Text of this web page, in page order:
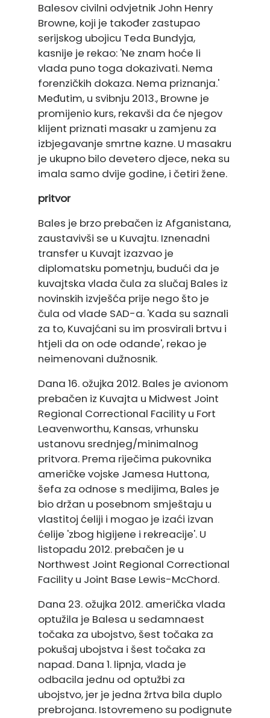
Balesov civilni odvjetnik John Henry
Browne, koji je također zastupao
serijskog ubojicu Teda Bundyja,
kasnije je rekao: 'Ne znam hoće li
vlada puno toga dokazivati. Nema
forenzičkih dokaza. Nema priznanja.'
Međutim, u svibnju 2013., Browne je
promijenio kurs, rekavši da će njegov
klijent priznati masakr u zamjenu za
izbjegavanje smrtne kazne. U masakru
je ukupno bilo devetero djece, neka su
imala samo dvije godine, i četiri žene.
pritvor
Bales je brzo prebačen iz Afganistana,
zaustavivši se u Kuvajtu. Iznenadni
transfer u Kuvajt izazvao je
diplomatsku pometnju, budući da je
kuvajtska vlada čula za slučaj Bales iz
novinskih izvješća prije nego što je
čula od vlade SAD-a. 'Kada su saznali
za to, Kuvajćani su im prosvirali brtvu i
htjeli da on ode odande', rekao je
neimenovani dužnosnik.
Dana 16. ožujka 2012. Bales je avionom
prebačen iz Kuvajta u Midwest Joint
Regional Correctional Facility u Fort
Leavenworthu, Kansas, vrhunsku
ustanovu srednjeg/minimalnog
pritvora. Prema riječima pukovnika
američke vojske Jamesa Huttona,
šefa za odnose s medijima, Bales je
bio držan u posebnom smještaju u
vlastitoj ćeliji i mogao je izaći izvan
ćelije 'zbog higijene i rekreacije'. U
listopadu 2012. prebačen je u
Northwest Joint Regional Correctional
Facility u Joint Base Lewis-McChord.
Dana 23. ožujka 2012. američka vlada
optužila je Balesa u sedamnaest
točaka za ubojstvo, šest točaka za
pokušaj ubojstva i šest točaka za
napad. Dana 1. lipnja, vlada je
odbacila jednu od optužbi za
ubojstvo, jer je jedna žrtva bila duplo
prebrojana. Istovremeno su podignute